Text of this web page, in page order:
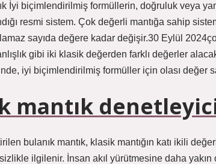
İyi biçimlendirilmiş formüllerin, doğruluk veya
resmi sistem. Çok değerli mantığa sahip
sayıda değere kadar değişir.30 Eylül
gibi iki klasik değerden farklı değerler
iyi biçimlendirilmiş formüller için olası değer
mantık
bulanık mantık, klasik mantığın katı ikili
ilgilenir. İnsan akıl yürütmesine daha yakın